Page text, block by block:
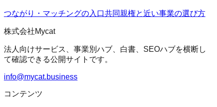
つながり・マッチングの入口共同親権と近い事業の選び方
株式会社Mycat
法人向けサービス、事業別ハブ、白書、SEOハブを横断し
て確認できる公開サイトです。
info@mycat.business
コンテンツ